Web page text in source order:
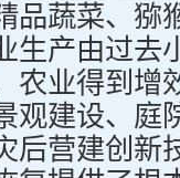
品蔬菜、猕
生产由过去
农业得到增
观建设、庭
后营建创新